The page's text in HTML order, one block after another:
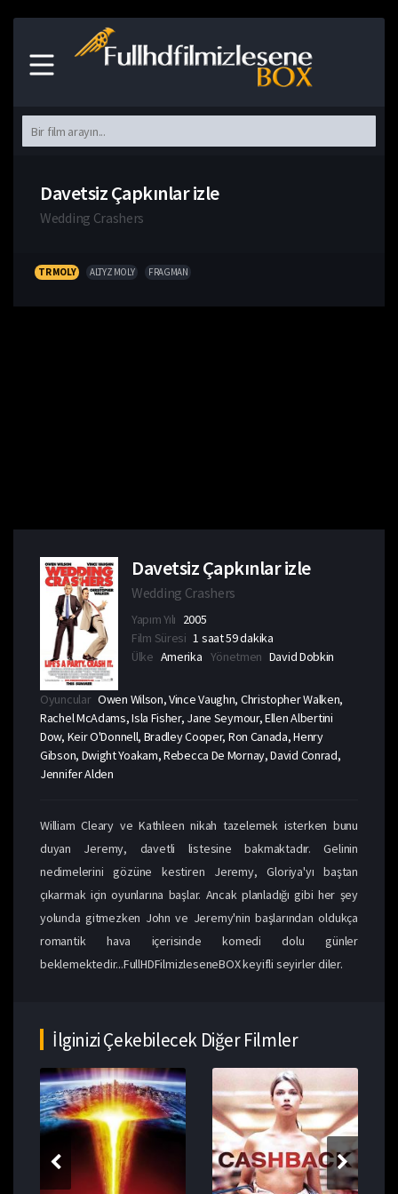
Davetsiz Çapkınlar izle
Wedding Crashers
TR MOLY ALTYZ MOLY FRAGMAN
Davetsiz Çapkınlar izle
Wedding Crashers
Yapım Yılı 2005
Film Süresi 1 saat 59 dakika
Ülke Amerika Yönetmen David Dobkin
Oyuncular Owen Wilson, Vince Vaughn, Christopher Walken,
Rachel McAdams, Isla Fisher, Jane Seymour, Ellen Albertini
Dow, Keir O'Donnell, Bradley Cooper, Ron Canada, Henry
Gibson, Dwight Yoakam, Rebecca De Mornay, David Conrad,
Jennifer Alden
William Cleary ve Kathleen nikah tazelemek isterken bunu
duyan Jeremy, davetli listesine bakmaktadır. Gelinin
nedimelerini gözüne kestiren Jeremy, Gloriya'yı baştan
çıkarmak için oyunlarına başlar. Ancak planladığı gibi her şey
yolunda gitmezken John ve Jeremy'nin başlarından oldukça
romantik hava içerisinde komedi dolu günler
beklemektedir...FullHDFilmizleseneBOX keyifli seyirler diler.
İlginizi Çekebilecek Diğer Filmler